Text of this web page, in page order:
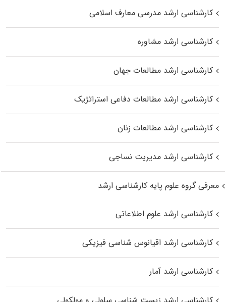
کارشناسی ارشد مدرسی معارف اسلامی
کارشناسی ارشد مشاوره
کارشناسی ارشد مطالعات جهان
کارشناسی ارشد مطالعات دفاعی استراتژیک
کارشناسی ارشد مطالعات زنان
کارشناسی ارشد مدیریت نساجی
معرفی گروه علوم پایه کارشناسی ارشد
کارشناسی ارشد علوم اطلاعاتی
کارشناسی ارشد اقیانوس‌ شناسی فیزیکی
کارشناسی ارشد آمار